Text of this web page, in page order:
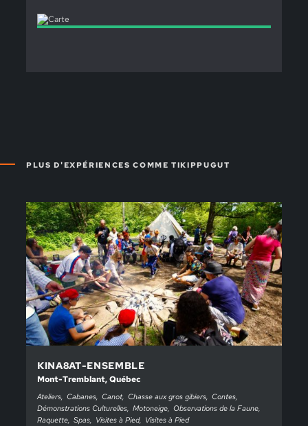
PLUS D'EXPÉRIENCES COMME TIKIPPUGUT
KINA8AT-ENSEMBLE
Mont-Tremblant, Québec
Ateliers Cabanes Canot Chasse aux gros gibiers Contes
Démonstrations Culturelles Motoneige Observations de la Faune
Raquette Spas Visites à Pied Visites à Pied